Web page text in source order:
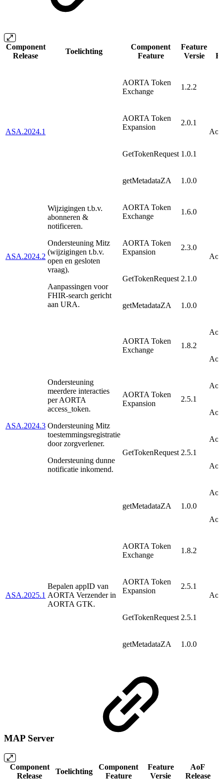
Component
Release
Toelichting
Component
Feature
Feature
Versie
ASA.2024.1
AORTA Token
Exchange
1.2.2
AORTA Token
Expansion
2.0.1
GetTokenRequest 1.0.1
getMetadataZA 1.0.0
ASA.2024.2
Wijzigingen t.b.v.
abonneren &
notificeren.
Ondersteuning Mitz
(wijzigingen t.b.v.
open en gesloten
vraag).
Aanpassingen voor
FHIR-search gericht
aan URA.
AORTA Token
Exchange
1.6.0
AORTA Token
Expansion
2.3.0
GetTokenRequest 2.1.0
getMetadataZA 1.0.0
ASA.2024.3
Ondersteuning
meerdere interacties
per AORTA
access_token.
Ondersteuning Mitz
toestemmingsregistratie
door zorgverlener.
Ondersteuning dunne
notificatie inkomend.
AORTA Token
Exchange
1.8.2
AORTA Token
Expansion
2.5.1
GetTokenRequest 2.5.1
getMetadataZA 1.0.0
ASA.2025.1
Bepalen appID van
AORTA Verzender in
AORTA GTK.
AORTA Token
Exchange
1.8.2
AORTA Token
Expansion
2.5.1
GetTokenRequest 2.5.1
getMetadataZA 1.0.0
MAP Server
Component
Release
Toelichting
Component
Feature
Feature
Versie
AoF
Release